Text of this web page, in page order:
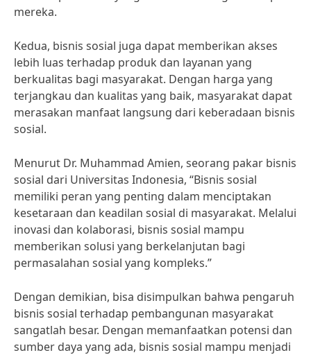
mereka.
Kedua, bisnis sosial juga dapat memberikan akses
lebih luas terhadap produk dan layanan yang
berkualitas bagi masyarakat. Dengan harga yang
terjangkau dan kualitas yang baik, masyarakat dapat
merasakan manfaat langsung dari keberadaan bisnis
sosial.
Menurut Dr. Muhammad Amien, seorang pakar bisnis
sosial dari Universitas Indonesia, “Bisnis sosial
memiliki peran yang penting dalam menciptakan
kesetaraan dan keadilan sosial di masyarakat. Melalui
inovasi dan kolaborasi, bisnis sosial mampu
memberikan solusi yang berkelanjutan bagi
permasalahan sosial yang kompleks.”
Dengan demikian, bisa disimpulkan bahwa pengaruh
bisnis sosial terhadap pembangunan masyarakat
sangatlah besar. Dengan memanfaatkan potensi dan
sumber daya yang ada, bisnis sosial mampu menjadi